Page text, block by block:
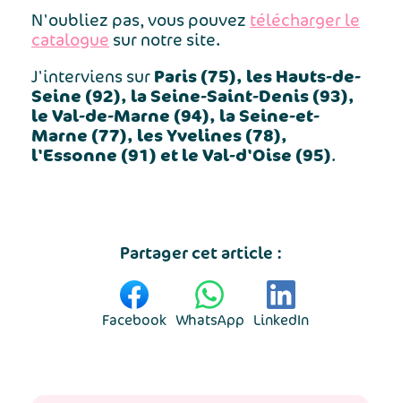
N'oubliez pas, vous pouvez télécharger le
catalogue sur notre site.
J'interviens sur Paris (75), les Hauts-de-
Seine (92), la Seine-Saint-Denis (93),
le Val-de-Marne (94), la Seine-et-
Marne (77), les Yvelines (78),
l'Essonne (91) et le Val-d'Oise (95).
Partager cet article :
Facebook WhatsApp LinkedIn